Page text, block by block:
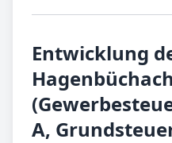
Entwicklung
Hagenbüchach
A,